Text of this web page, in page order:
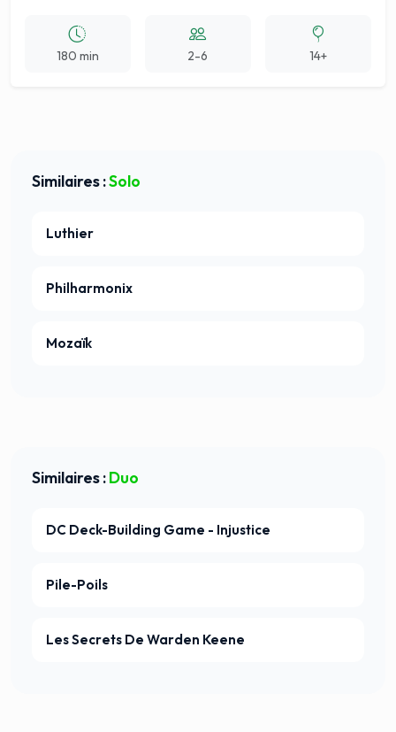
180 min 2-6 14+
Similaires :Solo
Luthier
Philharmonix
Mozaïk
Similaires :Duo
DC Deck-Building Game - Injustice
Pile-Poils
Les Secrets De Warden Keene